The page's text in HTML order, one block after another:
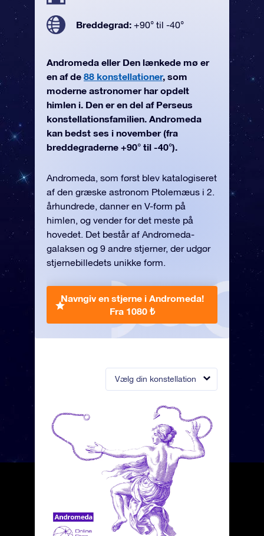
Vælg din konstellation
Breddegrad: +90° til -40°
Andromeda eller Den lænkede mø er
en af de 88 konstellationer, som
moderne astronomer har opdelt
himlen i. Den er en del af Perseus
konstellationsfamilien. Andromeda
kan bedst ses i november (fra
breddegraderne +90° til -40°).
Andromeda, som først blev katalogiseret
af den græske astronom Ptolemæus i 2.
århundrede, danner en V-form på
himlen, og vender for det meste på
hovedet. Det består af Andromeda-
galaksen og 9 andre stjerner, der udgør
stjernebilledets unikke form.
Navngiv en stjerne i Andromeda!
Fra 1080 ₺